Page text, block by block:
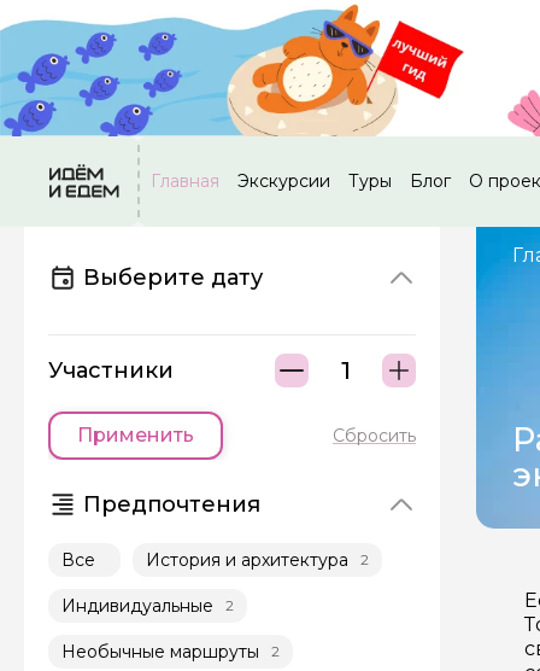
Главная Экскурсии Туры Блог О
Выберите дату
Участники
Применить Сбросить
Предпочтения
Все История и архитектура 2
Индивидуальные 2
Необычные маршруты 2